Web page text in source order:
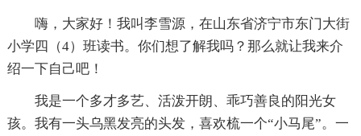
嗨，大家好！我叫李雪源，在山东省济宁市东门大街
小学四（4）班读书。你们想了解我吗？那么就让我来介
绍一下自己吧！
我是一个多才多艺、活泼开朗、乖巧善良的阳光女
孩。我有一头乌黑发亮的头发，喜欢梳一个“小马尾”。一